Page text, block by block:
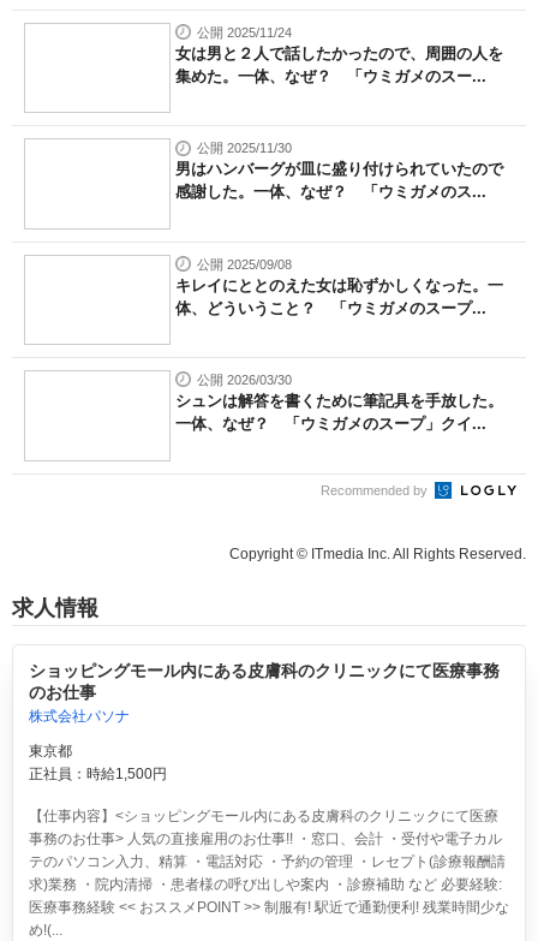
公開 2025/11/24
女は男と２人で話したかったので、周囲の人を
集めた。一体、なぜ？ 「ウミガメのスー...
公開 2025/11/30
男はハンバーグが皿に盛り付けられていたので
感謝した。一体、なぜ？ 「ウミガメのス...
公開 2025/09/08
キレイにととのえた女は恥ずかしくなった。一
体、どういうこと？ 「ウミガメのスープ...
公開 2026/03/30
シュンは解答を書くために筆記具を手放した。
一体、なぜ？ 「ウミガメのスープ」クイ...
Recommended by
Copyright © ITmedia Inc. All Rights Reserved.
求人情報
ショッピングモール内にある皮膚科のクリニックにて医療事務
のお仕事
株式会社パソナ
東京都
正社員：時給1,500円
【仕事内容】<ショッピングモール内にある皮膚科のクリニックにて医療
事務のお仕事> 人気の直接雇用のお仕事!! ・窓口、会計 ・受付や電子カル
テのパソコン入力、精算 ・電話対応 ・予約の管理 ・レセプト(診療報酬請
求)業務 ・院内清掃 ・患者様の呼び出しや案内 ・診療補助 など 必要経験:
医療事務経験 << おススメPOINT >> 制服有! 駅近で通勤便利! 残業時間少な
め!(...